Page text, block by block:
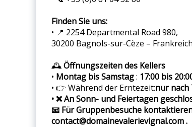
Finden Sie uns:
• 📍 2254 Departmental Road 980,
30200 Bagnols-sur-Cèze – Frankreich
🕰️Öffnungszeiten des Kellers
• Montag bis Samstag: 17:00 bis
• 👉 Während der Erntezeit:nur
• ❌ An Sonn- und Feiertagen
📧 Für Gruppenbesuche
contact@domainevalerievignal.com .